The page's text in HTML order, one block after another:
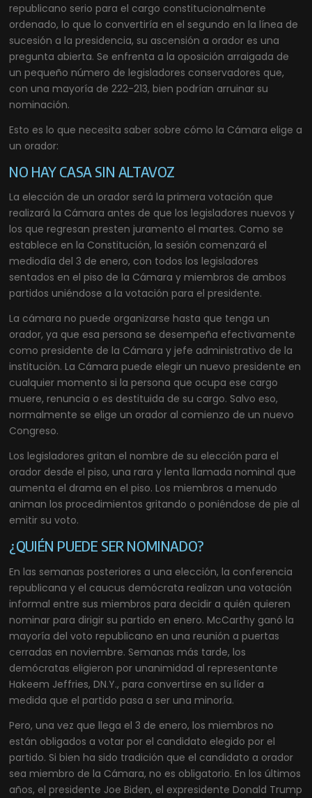
republicano serio para el cargo constitucionalmente
ordenado, lo que lo convertiría en el segundo en la línea de
sucesión a la presidencia, su ascensión a orador es una
pregunta abierta. Se enfrenta a la oposición arraigada de
un pequeño número de legisladores conservadores que,
con una mayoría de 222-213, bien podrían arruinar su
nominación.
Esto es lo que necesita saber sobre cómo la Cámara elige a
un orador:
NO HAY CASA SIN ALTAVOZ
La elección de un orador será la primera votación que
realizará la Cámara antes de que los legisladores nuevos y
los que regresan presten juramento el martes. Como se
establece en la Constitución, la sesión comenzará el
mediodía del 3 de enero, con todos los legisladores
sentados en el piso de la Cámara y miembros de ambos
partidos uniéndose a la votación para el presidente.
La cámara no puede organizarse hasta que tenga un
orador, ya que esa persona se desempeña efectivamente
como presidente de la Cámara y jefe administrativo de la
institución. La Cámara puede elegir un nuevo presidente en
cualquier momento si la persona que ocupa ese cargo
muere, renuncia o es destituida de su cargo. Salvo eso,
normalmente se elige un orador al comienzo de un nuevo
Congreso.
Los legisladores gritan el nombre de su elección para el
orador desde el piso, una rara y lenta llamada nominal que
aumenta el drama en el piso. Los miembros a menudo
animan los procedimientos gritando o poniéndose de pie al
emitir su voto.
¿QUIÉN PUEDE SER NOMINADO?
En las semanas posteriores a una elección, la conferencia
republicana y el caucus demócrata realizan una votación
informal entre sus miembros para decidir a quién quieren
nominar para dirigir su partido en enero. McCarthy ganó la
mayoría del voto republicano en una reunión a puertas
cerradas en noviembre. Semanas más tarde, los
demócratas eligieron por unanimidad al representante
Hakeem Jeffries, DN.Y., para convertirse en su líder a
medida que el partido pasa a ser una minoría.
Pero, una vez que llega el 3 de enero, los miembros no
están obligados a votar por el candidato elegido por el
partido. Si bien ha sido tradición que el candidato a orador
sea miembro de la Cámara, no es obligatorio. En los últimos
años, el presidente Joe Biden, el expresidente Donald Trump